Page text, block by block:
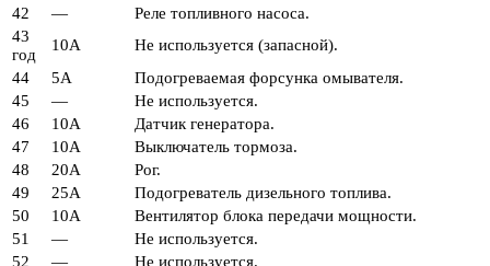
42
—
Реле топливного насоса.
43
год
10А
Не используется (запасной).
44
5А
Подогреваемая форсунка омывателя.
45
—
Не используется.
46
10А
Датчик генератора.
47
10А
Выключатель тормоза.
48
20А
Рог.
49
25А
Подогреватель дизельного топлива.
50
10А
Вентилятор блока передачи мощности.
51
—
Не используется.
52
—
Не используется.